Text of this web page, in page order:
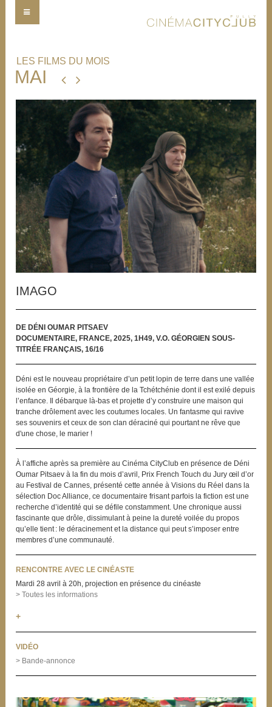
MAI
IMAGO
DE DÉNI OUMAR PITSAEV
DOCUMENTAIRE, FRANCE, 2025, 1H49, V.O. GÉORGIEN SOUS-
TITRÉE FRANÇAIS, 16/16
Déni est le nouveau propriétaire d’un petit lopin de terre dans une vallée
isolée en Géorgie, à la frontière de la Tchétchénie dont il est exilé depuis
l’enfance. Il débarque là-bas et projette d’y construire une maison qui
tranche drôlement avec les coutumes locales. Un fantasme qui ravive
ses souvenirs et ceux de son clan déraciné qui pourtant ne rêve que
d'une chose, le marier !
À l’affiche après sa première au Cinéma CityClub en présence de Déni
Oumar Pitsaev à la fin du mois d’avril, Prix French Touch du Jury œil d’or
au Festival de Cannes, présenté cette année à Visions du Réel dans la
sélection Doc Alliance, ce documentaire frisant parfois la fiction est une
recherche d’identité qui se défile constamment. Une chronique aussi
fascinante que drôle, dissimulant à peine la dureté voilée du propos
qu’elle tient : le déracinement et la distance qui peut s’imposer entre
membres d’une communauté.
RENCONTRE AVEC LE CINÉASTE
Mardi 28 avril à 20h, projection en présence du cinéaste
> Toutes les informations
+
VIDÉO
> Bande-annonce
LES FILMS DU MOIS